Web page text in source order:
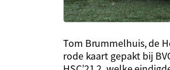
Tom Brummelhuis, de
rode kaart gepakt bij